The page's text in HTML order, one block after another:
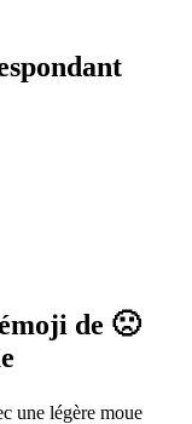
de 🙁
une légère moue